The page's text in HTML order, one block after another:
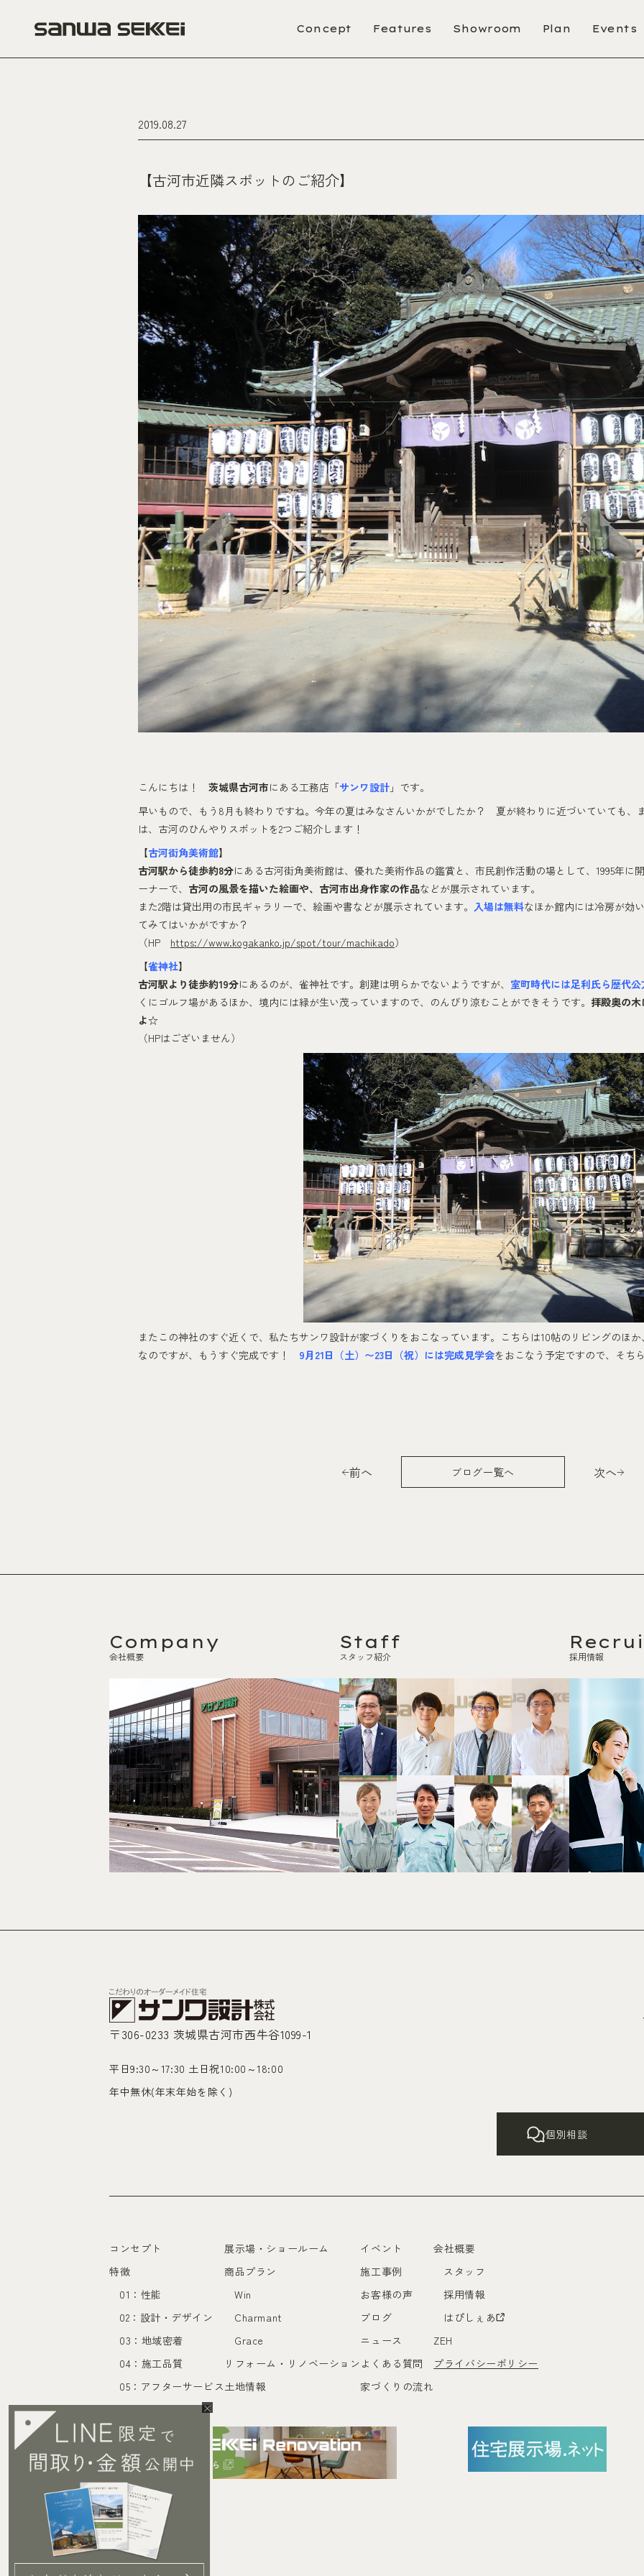
Concept Features Showroom Plan Events
×
2019.08.27
【古河市近隣スポットのご紹介】
こんにちは！ 茨城県古河市にある工務店「サンワ設計 」です。
早いもので、もう8月も終わりですね。今年の夏はみなさんいかがでしたか？ 夏が終わりに近づいていても、
は、古河のひんやりスポットを2つご紹介します！
【古河街角美術館】
古河駅から徒歩約8分にある古河街角美術館は、優れた美術作品の鑑賞と、市民創作活動の場として、1995年に
ーナーで、 古河の風景を描いた絵画や、古河市出身作家の作品などが展示されています。
また2階は貸出用の市民ギャラリーで、絵画や書などが展示されています。 入場は無料なほか館内には冷房が効
てみてはいかがですか？
（HP https://www.kogakanko.jp/spot/tour/machikado）
【雀神社】
古河駅より徒歩約19分にあるのが、雀神社です。創建は明らかでないようですが、 室町時代には足利氏ら歴代
くにゴルフ場があるほか、境内には緑が生い茂っていますので、のんびり涼むことができそうです。 拝殿奥の
よ☆
（HPはございません）
またこの神社のすぐ近くで、私たちサンワ設計が家づくりをおこなっています。こちらは10帖のリビングのほ
なのですが、もうすぐ完成です！ 9月21日（土）〜23日（祝）には完成見学会をおこなう予定ですので、そち
前へ ブログ一覧へ 次へ
Company
会社概要
Staff
スタッフ紹介 採用情報
〒306-0233 茨城県古河市西牛谷1099-1
平日9:30～17:30 土日祝10:00～18:00
年中無休(年末年始を除く)
個別相談
コンセプト
特徴
01：性能
02：設計・デザイン
03：地域密着
04：施工品質
05：アフターサービス
展示場・ショールーム
商品プラン
Win
Charmant
Grace
リフォーム・リノベーション
土地情報
イベント
施工事例
お客様の声
ブログ
ニュース
よくある質問
家づくりの流れ
会社概要
スタッフ
採用情報
はぴしぇあ
ZEH
プライバシーポリシー